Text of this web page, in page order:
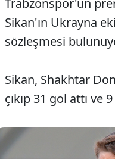
Trabzonspor'un
Sikan'ın Ukrayna
sözleşmesi
Sikan, Shakhtar
çıkıp 31 gol attı ve